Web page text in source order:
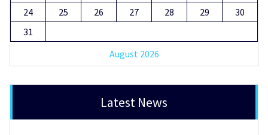
August 2026
24
25 26 27 28 29
30
31
Latest News